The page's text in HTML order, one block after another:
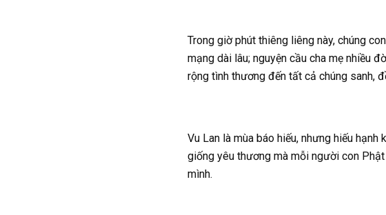
Trong giờ phút thiêng liêng này, chúng
mạng dài lâu; nguyện cầu cha mẹ nhiều
rộng tình thương đến tất cả chúng sanh,
Vu Lan là mùa báo hiếu, nhưng hiếu
giống yêu thương mà mỗi người con
mình.